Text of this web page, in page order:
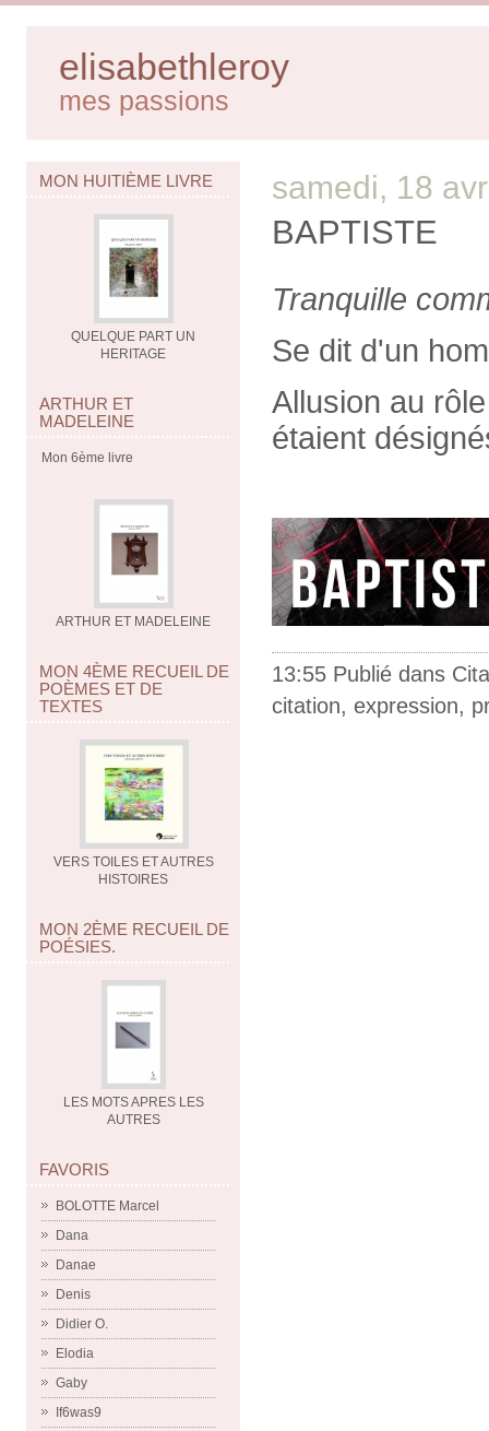
elisabethleroy
mes passions
MON HUITIÈME LIVRE
QUELQUE PART UN
HERITAGE
ARTHUR ET
MADELEINE
Mon 6ème livre
ARTHUR ET MADELEINE
MON 4ÈME RECUEIL DE
POÈMES ET DE
TEXTES
VERS TOILES ET AUTRES
HISTOIRES
MON 2ÈME RECUEIL DE
POÉSIES.
LES MOTS APRES LES
AUTRES
FAVORIS
BOLOTTE Marcel
Dana
Danae
Denis
Didier O.
Elodia
Gaby
If6was9
samedi, 18
BAPTISTE
Tranquille
Se dit d'un
Allusion au
étaient
13:55 Publié dans
citation, expression,